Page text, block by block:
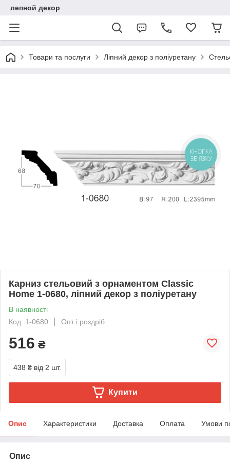
лепной декор
Товари та послуги Ліпний декор з поліуретану
Карниз стельовий з орнаментом Classic
Home 1-0680, ліпний декор з поліуретану
В наявності
Код: 1-0680
Опт і роздріб
516 ₴
438 ₴ від 2 шт.
Купити
Опис Характеристики Доставка Оплата Умови
Опис
КНОПКА
ЗВ'ЯЗКУ